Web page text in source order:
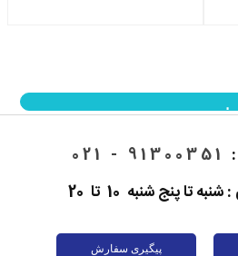
بیشتر
91300351 - 021
تا پنج شنبه 10 تا 20
پیگیری سفارش